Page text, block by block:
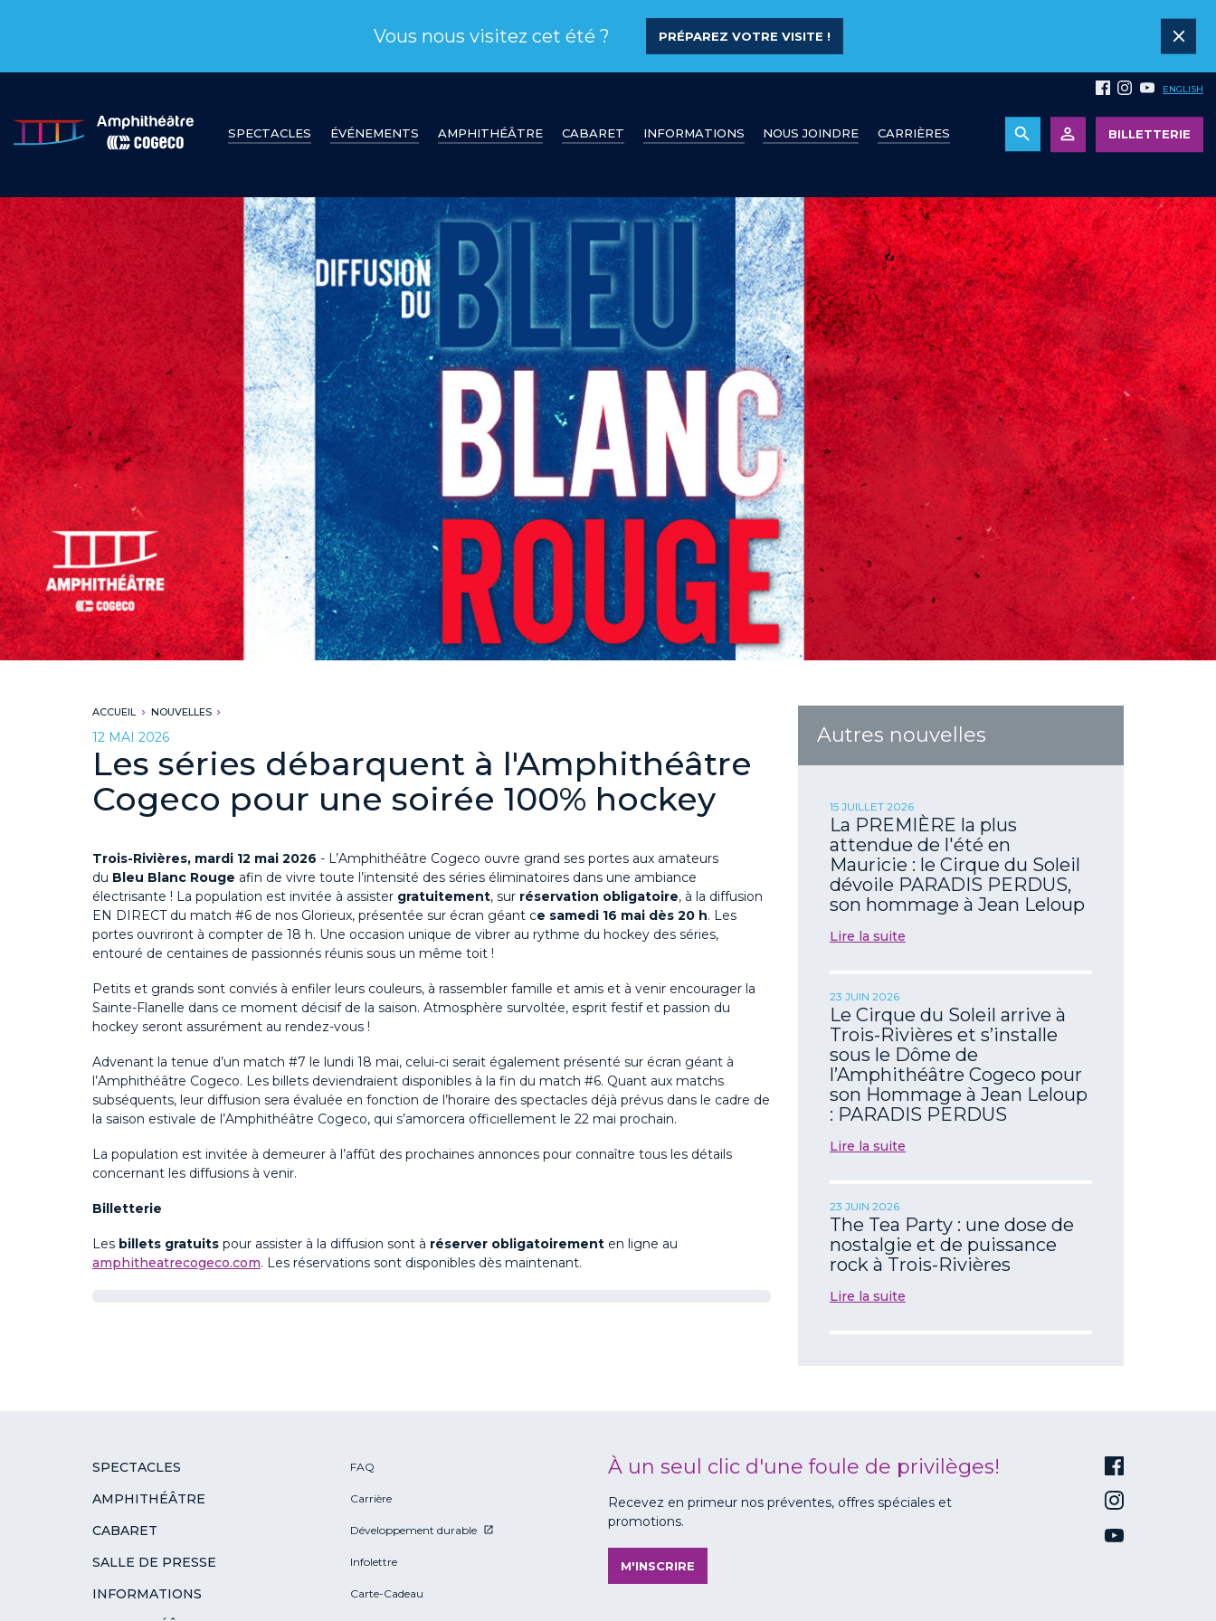
Vous nous visitez cet été ? PRÉPAREZ VOTRE VISITE !
SPECTACLES ÉVÉNEMENTS AMPHITHÉÂTRE CABARET INFORMATIONS NOUS JOINDRE CARRIÈRES
ENGLISH
BILLETTERIE
ACCUEIL NOUVELLES
12 MAI 2026
Les séries débarquent à l'Amphithéâtre
Cogeco pour une soirée 100% hockey
Trois-Rivières, mardi 12 mai 2026 - L’Amphithéâtre Cogeco ouvre grand ses portes aux amateurs
du Bleu Blanc Rouge afin de vivre toute l’intensité des séries éliminatoires dans une ambiance
électrisante ! La population est invitée à assister gratuitement, sur réservation obligatoire, à la diffusion
EN DIRECT du match #6 de nos Glorieux, présentée sur écran géant ce samedi 16 mai dès 20 h. Les
portes ouvriront à compter de 18 h. Une occasion unique de vibrer au rythme du hockey des séries,
entouré de centaines de passionnés réunis sous un même toit !
Petits et grands sont conviés à enfiler leurs couleurs, à rassembler famille et amis et à venir encourager la
Sainte-Flanelle dans ce moment décisif de la saison. Atmosphère survoltée, esprit festif et passion du
hockey seront assurément au rendez-vous !
Advenant la tenue d’un match #7 le lundi 18 mai, celui-ci serait également présenté sur écran géant à
l’Amphithéâtre Cogeco. Les billets deviendraient disponibles à la fin du match #6. Quant aux matchs
subséquents, leur diffusion sera évaluée en fonction de l’horaire des spectacles déjà prévus dans le cadre de
la saison estivale de l’Amphithéâtre Cogeco, qui s’amorcera officiellement le 22 mai prochain.
La population est invitée à demeurer à l’affût des prochaines annonces pour connaître tous les détails
concernant les diffusions à venir.
Billetterie
Les billets gratuits pour assister à la diffusion sont à réserver obligatoirement en ligne au
amphitheatrecogeco.com. Les réservations sont disponibles dès maintenant.
Autres nouvelles
15 JUILLET 2026
La PREMIÈRE la plus
attendue de l'été en
Mauricie : le Cirque du Soleil
dévoile PARADIS PERDUS,
son hommage à Jean Leloup
Lire la suite
23 JUIN 2026
Le Cirque du Soleil arrive à
Trois-Rivières et s’installe
sous le Dôme de
l’Amphithéâtre Cogeco pour
son Hommage à Jean Leloup
: PARADIS PERDUS
Lire la suite
23 JUIN 2026
The Tea Party : une dose de
nostalgie et de puissance
rock à Trois-Rivières
Lire la suite
SPECTACLES
AMPHITHÉÂTRE
CABARET
SALLE DE PRESSE
INFORMATIONS
FAQ
Carrière
Développement durable
Infolettre
Carte-Cadeau
À un seul clic d'une foule de privilèges!
Recevez en primeur nos préventes, offres spéciales et
promotions.
M'INSCRIRE